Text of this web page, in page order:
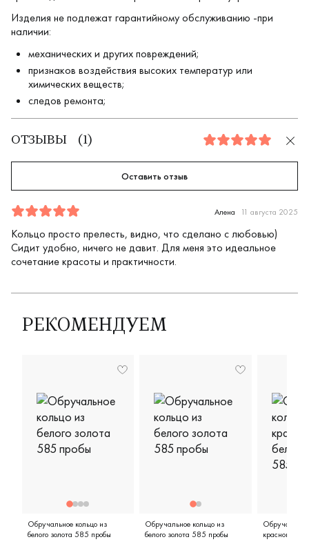
Изделия не подлежат гарантийному обслуживанию -при
наличии:
механических и других повреждений;
признаков воздействия высоких температур или
химических веществ;
следов ремонта;
ОТЗЫВЫ ( 1) 5.0
Оставить отзыв
Отзыв
1
5.0
5 Алена 11 августа 2025
Кольцо просто прелесть, видно, что сделано с любовью)
Сидит удобно, ничего не давит. Для меня это идеальное
сочетание красоты и практичности.
РЕКОМЕНДУЕМ
Обручальное кольцо из
белого золота 585 пробы
Обручальное кольцо из
белого золота 585 пробы
красного и